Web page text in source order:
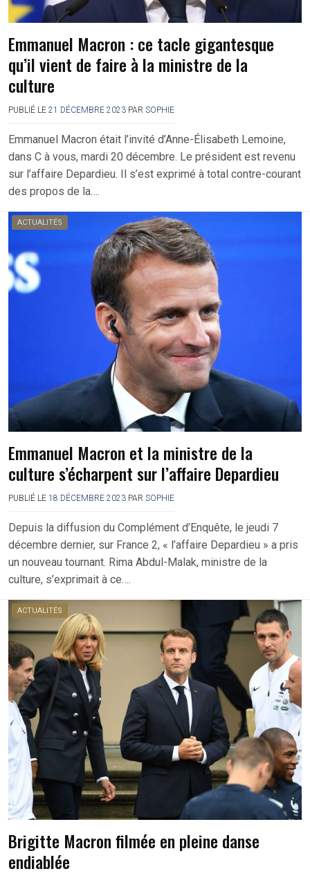
Emmanuel Macron : ce tacle gigantesque
qu’il vient de faire à la ministre de la
culture
PUBLIÉ LE 21 DÉCEMBRE 2023 PAR SOPHIE
Emmanuel Macron était l’invité d’Anne-Élisabeth Lemoine,
dans C à vous, mardi 20 décembre. Le président est revenu
sur l’affaire Depardieu. Il s’est exprimé à total contre-courant
des propos de la….
ACTUALITÉS
Emmanuel Macron et la ministre de la
culture s’écharpent sur l’affaire Depardieu
PUBLIÉ LE 18 DÉCEMBRE 2023 PAR SOPHIE
Depuis la diffusion du Complément d’Enquête, le jeudi 7
décembre dernier, sur France 2, « l’affaire Depardieu » a pris
un nouveau tournant. Rima Abdul-Malak, ministre de la
culture, s’exprimait à ce….
ACTUALITÉS
Brigitte Macron filmée en pleine danse
endiablée